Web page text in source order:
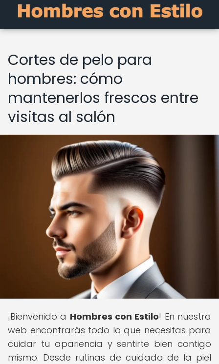
Cortes de pelo para
hombres: cómo
mantenerlos frescos entre
visitas al salón
¡Bienvenido a Hombres con Estilo! En nuestra
web encontrarás todo lo que necesitas para
cuidar tu apariencia y sentirte bien contigo
mismo. Desde rutinas de cuidado de la piel